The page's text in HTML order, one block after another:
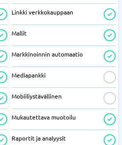
Linkki verkkokauppaan
Mallit
Markkinoinnin automaatio
Mediapankki
Mobiiliystävällinen
Mukautettava muotoilu
Raportit ja analyysit